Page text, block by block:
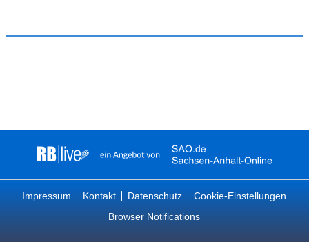
Impressum Kontakt Datenschutz
Cookie-Einstellungen
Browser Notifications